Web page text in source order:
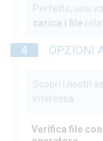
Perfetto, una
carica i file
4 OPZIONI
Scopri i nostri
interessa.
Verifica file con